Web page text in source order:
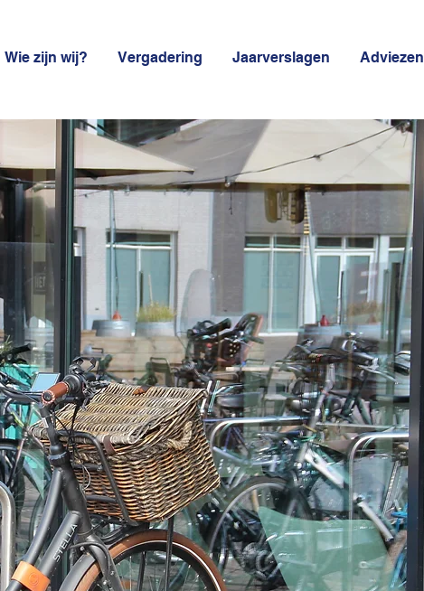
Wie zijn wij? Vergadering Jaarverslagen Adviezen